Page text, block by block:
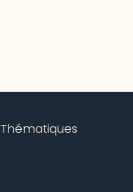
Thématiques